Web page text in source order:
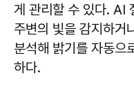
게 관리할 수 있다. AI
주변의 빛을 감지하거
분석해 밝기를 자동으
하다.